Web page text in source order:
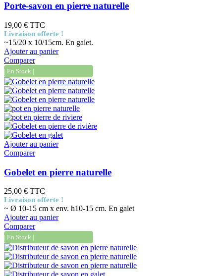
Porte-savon en pierre naturelle
19,00 € TTC
Livraison offerte !
~15/20 x 10/15cm. En galet.
Ajouter au panier
Comparer
| En Stock |
Ajouter au panier
Comparer
Gobelet en pierre naturelle
25,00 € TTC
Livraison offerte !
~ Ø 10-15 cm x env. h10-15 cm. En galet
Ajouter au panier
Comparer
| En Stock |